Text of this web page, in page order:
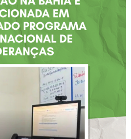
COM
NA BAHIA É
EM
PROGRAMA
DE